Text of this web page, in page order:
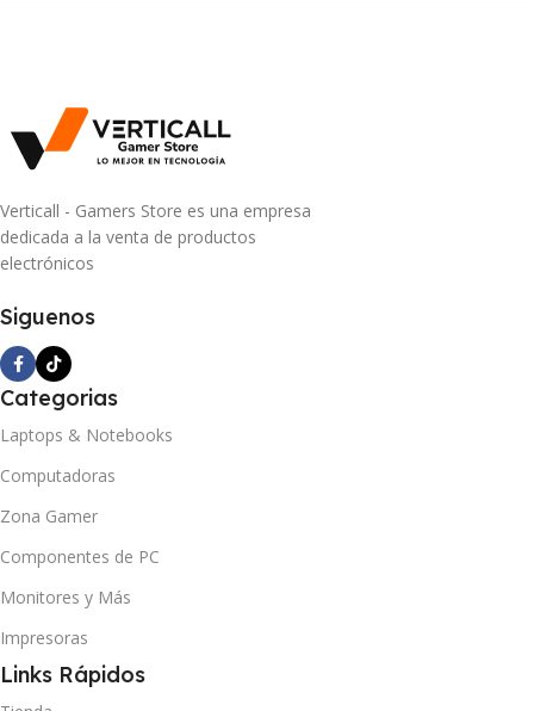
Verticall - Gamers Store es una empresa
dedicada a la venta de productos
electrónicos
Siguenos
Categorias
Laptops & Notebooks
Computadoras
Zona Gamer
Componentes de PC
Monitores y Más
Impresoras
Links Rápidos